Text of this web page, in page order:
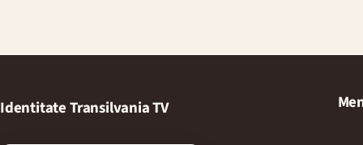
Identitate Transilvania TV